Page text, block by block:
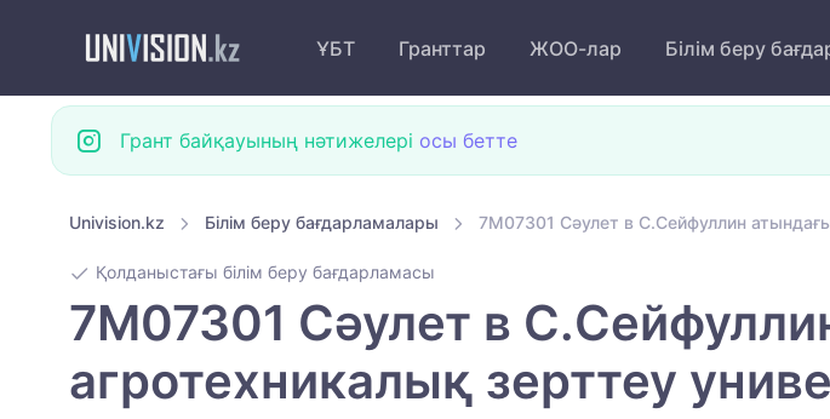
ҰБТ Гранттар ЖОО-лар Білім беру
Грант байқауының нәтижелері осы бетте
Univision.kz Білім беру бағдарламалары 7M07301 Сәулет в С.Сейфуллин
Қолданыстағы білім беру бағдарламасы
7M07301 Сәулет в
агротехникалық зерттеу